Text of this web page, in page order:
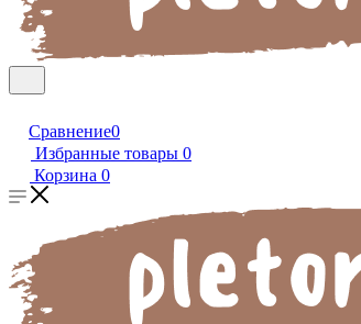
Сравнение0
Избранные товары 0
Корзина 0